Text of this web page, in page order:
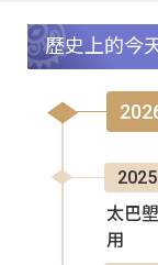
歷史上的今
2025
太巴
用